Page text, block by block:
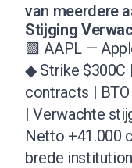
van meerdere
Stijging
🟩 AAPL —
◆ Strike $300C
contracts |
| Verwachte
Netto +41.000
brede